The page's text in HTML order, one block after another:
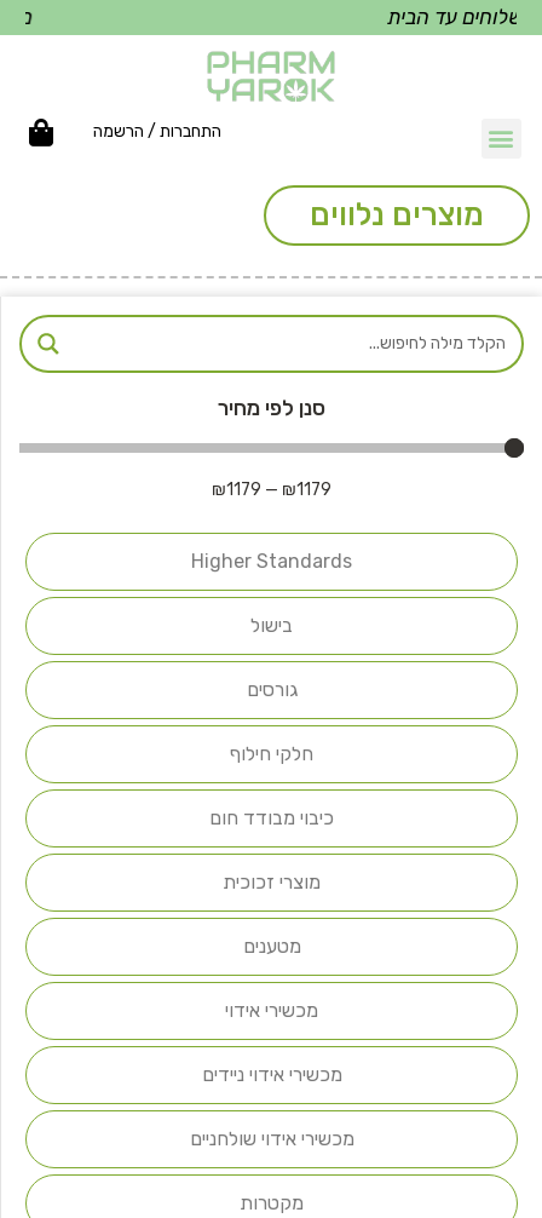
עד הבית
התחברות / הרשמה
מוצרים נלווים
סנן לפי מחיר
₪1179
—
₪1179
Higher Standards
בישול
גורסים
חלקי חילוף
כיבוי מבודד חום
מוצרי זכוכית
מטענים
מכשירי אידוי
מכשירי אידוי ניידים
מכשירי אידוי שולחניים
מקטרות